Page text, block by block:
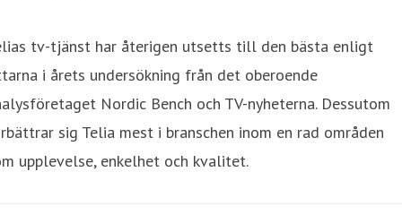
tv-tjänst har återigen utsetts till den bästa enligt
i årets undersökning från det oberoende
Nordic Bench och TV-nyheterna. Dessutom
sig Telia mest i branschen inom en rad områden
upplevelse, enkelhet och kvalitet.